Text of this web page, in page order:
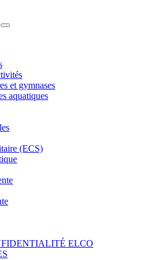
et gymnases
aquatiques
(ECS)
ELCO